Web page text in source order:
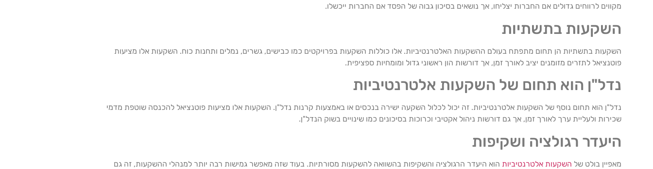
מקווים לרווחים גדולים אם החברות יצליחו, אך נושאים בסיכון גבוה של הפסד אם החברות ייכשלו.
השקעות בתשתיות
השקעות בתשתיות הן תחום מתפתח בעולם ההשקעות האלטרנטיביות. אלו כוללות השקעות בפרויקטים כמו כבישים, גשרים, נמלים ותחנות כוח. השקעות אלו מציעות
פוטנציאל לתזרים מזומנים יציב לאורך זמן, אך דורשות הון ראשוני גדול ומומחיות ספציפית.
נדל"ן הוא תחום של השקעות אלטרנטיביות
נדל"ן הוא תחום נוסף של השקעות אלטרנטיביות. זה יכול לכלול השקעה ישירה בנכסים או באמצעות קרנות נדל"ן. השקעות אלו מציעות פוטנציאל להכנסה שוטפת מדמי
שכירות ולעליית ערך לאורך זמן, אך גם דורשות ניהול אקטיבי וכרוכות בסיכונים כמו שינויים בשוק הנדל"ן.
היעדר רגולציה ושקיפות
מאפיין בולט של השקעות אלטרנטיביות הוא היעדר הרגולציה והשקיפות בהשוואה להשקעות מסורתיות. בעוד שזה מאפשר גמישות רבה יותר למנהלי ההשקעות, זה גם